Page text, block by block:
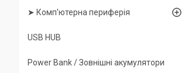
➤ Комп'ютерна периферія
USB HUB
Power Bank / Зовнішні акумулятори